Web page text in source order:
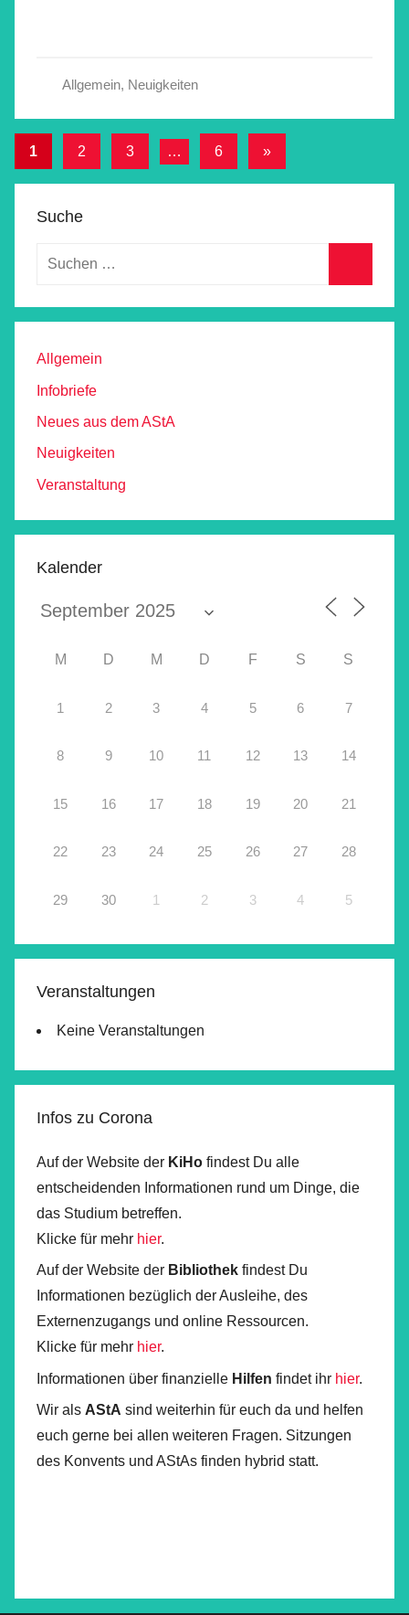
Allgemein, Neuigkeiten
Beitragsnavigation
1 2 3 … 6
Nächste
»
Suche
Allgemein
Infobriefe
Neues aus dem AStA
Neuigkeiten
Veranstaltung
Kalender
M D M D F S S
1 2 3 4 5 6 7
8 9 10 11 12 13 14
15 16 17 18 19 20 21
22 23 24 25 26 27 28
29 30 1 2 3 4 5
Veranstaltungen
Keine Veranstaltungen
Infos zu Corona
Auf der Website der KiHo findest Du alle
entscheidenden Informationen rund um Dinge, die
das Studium betreffen.
Klicke für mehr hier.
Auf der Website der Bibliothek findest Du
Informationen bezüglich der Ausleihe, des
Externenzugangs und online Ressourcen.
Klicke für mehr hier.
Informationen über finanzielle Hilfen findet ihr hier.
Wir als AStA sind weiterhin für euch da und helfen
euch gerne bei allen weiteren Fragen. Sitzungen
des Konvents und AStAs finden hybrid statt.